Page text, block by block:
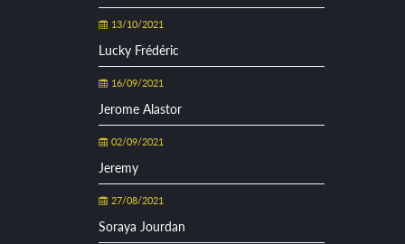
13/10/2021
Lucky Frédéric
16/09/2021
Jerome Alastor
02/09/2021
Jeremy
27/08/2021
Soraya Jourdan